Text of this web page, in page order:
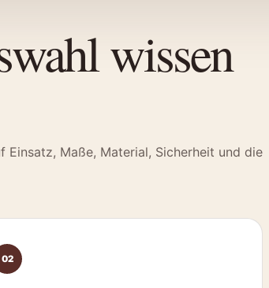
wissen
Maße, Material, Sicherheit und die
02